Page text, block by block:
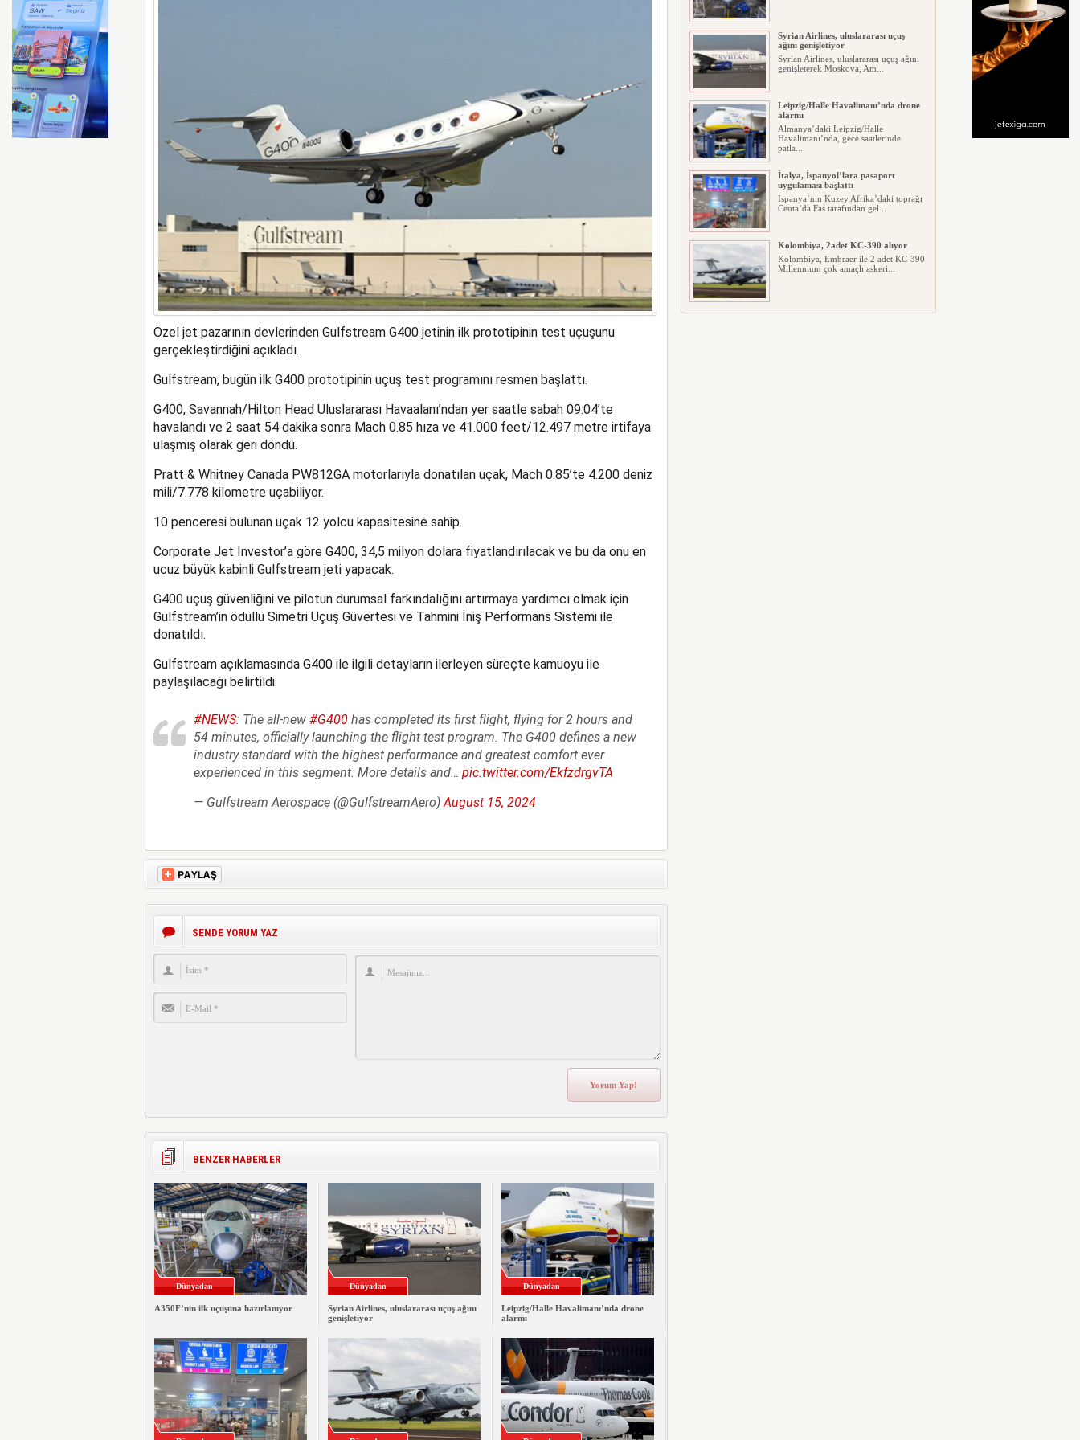
Özel jet pazarının devlerinden Gulfstream G400 jetinin ilk prototipinin test uçuşunu
gerçekleştirdiğini açıkladı.
Gulfstream, bugün ilk G400 prototipinin uçuş test programını resmen başlattı.
G400, Savannah/Hilton Head Uluslararası Havaalanı’ndan yer saatle sabah 09:04’te
havalandı ve 2 saat 54 dakika sonra Mach 0.85 hıza ve 41.000 feet/12.497 metre irtifaya
ulaşmış olarak geri döndü.
Pratt & Whitney Canada PW812GA motorlarıyla donatılan uçak, Mach 0.85’te 4.200 deniz
mili/7.778 kilometre uçabiliyor.
10 penceresi bulunan uçak 12 yolcu kapasitesine sahip.
Corporate Jet Investor’a göre G400, 34,5 milyon dolara fiyatlandırılacak ve bu da onu en
ucuz büyük kabinli Gulfstream jeti yapacak.
G400 uçuş güvenliğini ve pilotun durumsal farkındalığını artırmaya yardımcı olmak için
Gulfstream’in ödüllü Simetri Uçuş Güvertesi ve Tahmini İniş Performans Sistemi ile
donatıldı.
Gulfstream açıklamasında G400 ile ilgili detayların ilerleyen süreçte kamuoyu ile
paylaşılacağı belirtildi.
#NEWS: The all-new #G400has completed its first flight, flying for 2 hours and
54 minutes, officially launching the flight test program. The G400 defines a new
industry standard with the highest performance and greatest comfort ever
experienced in this segment. More details and… pic.twitter.com/EkfzdrgvTA
— Gulfstream Aerospace (@GulfstreamAero)August 15, 2024
SENDE YORUM YAZ
BENZER HABERLER
Dünyadan
A350F’nin ilk uçuşuna hazırlanıyor
Dünyadan
Syrian Airlines, uluslararası uçuş ağını
genişletiyor
Dünyadan
Leipzig/Halle Havalimanı’nda drone
alarmı
Syrian Airlines, uluslararası uçuş
ağını genişletiyor
Syrian Airlines, uluslararası uçuş ağını
genişleterek Moskova, Am...
Leipzig/Halle Havalimanı’nda drone
alarmı
Almanya’daki Leipzig/Halle
Havalimanı’nda, gece saatlerinde
patla...
İtalya, İspanyol’lara pasaport
uygulaması başlattı
İspanya’nın Kuzey Afrika’daki toprağı
Ceuta’da Fas tarafından gel...
Kolombiya, 2adet KC-390 alıyor
Kolombiya, Embraer ile 2 adet KC-390
Millennium çok amaçlı askeri...
Condor, Frankfurt-Tel Aviv direk